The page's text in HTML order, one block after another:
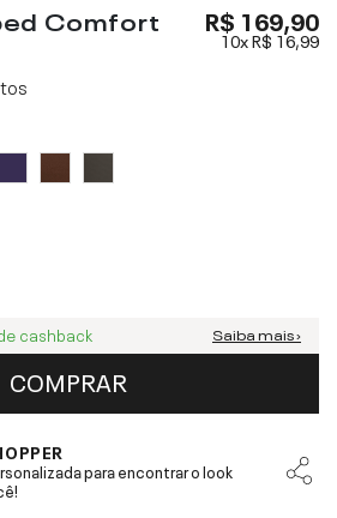
Comfort R$ 169,90
10xR$ 16,99
cashback Saiba mais ›
COMPRAR
para encontrar o look